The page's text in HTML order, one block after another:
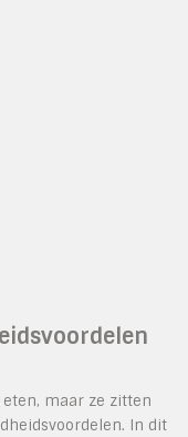
maar ze zitten
In dit